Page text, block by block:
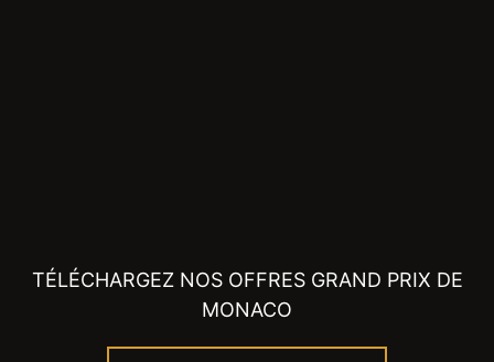
TÉLÉCHARGEZ NOS OFFRES GRAND PRIX DE
MONACO